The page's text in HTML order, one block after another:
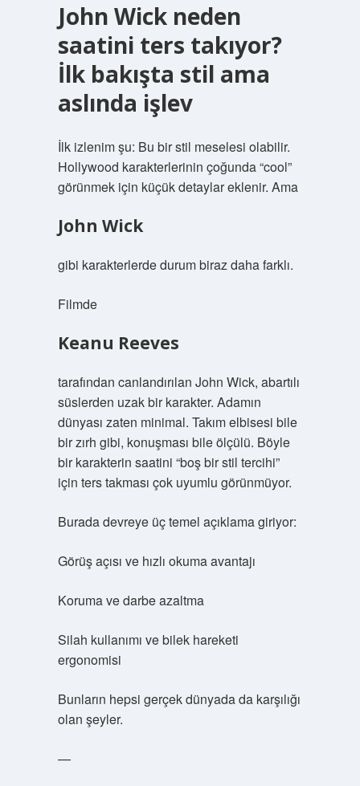
John Wick neden
saatini ters takıyor?
İlk bakışta stil ama
aslında işlev
İlk izlenim şu: Bu bir stil meselesi olabilir.
Hollywood karakterlerinin çoğunda “cool”
görünmek için küçük detaylar eklenir. Ama
John Wick
gibi karakterlerde durum biraz daha farklı.
Filmde
Keanu Reeves
tarafından canlandırılan John Wick, abartılı
süslerden uzak bir karakter. Adamın
dünyası zaten minimal. Takım elbisesi bile
bir zırh gibi, konuşması bile ölçülü. Böyle
bir karakterin saatini “boş bir stil tercihi”
için ters takması çok uyumlu görünmüyor.
Burada devreye üç temel açıklama giriyor:
Görüş açısı ve hızlı okuma avantajı
Koruma ve darbe azaltma
Silah kullanımı ve bilek hareketi
ergonomisi
Bunların hepsi gerçek dünyada da karşılığı
olan şeyler.
—